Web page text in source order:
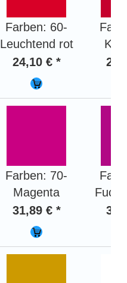
Farben: 60-
Leuchtend rot
24,10 € *
Farben: 70-
Magenta
31,89 € *